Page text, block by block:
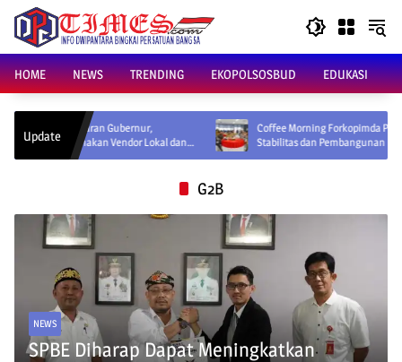
content
HOME
NEWS TRENDING EKOPOLSOSBUD EDUKASI
Update
Gubernur,
Vendor Lokal dan
Coffee Morning Forkopimda Perkuat Sinergi Jaga
Stabilitas dan Pembangunan Kaltara
G2B
NEWS
SPBE Diharap Dapat Meningkatkan